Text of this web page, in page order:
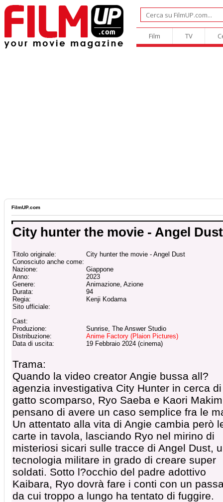
Film TV
FilmUP.com
City hunter the movie - Angel Dust
Titolo originale:
City hunter the movie - Angel Dust
Conosciuto anche come:
Nazione:
Giappone
Anno:
2023
Genere:
Animazione, Azione
Durata:
94
Regia:
Kenji Kodama
Sito ufficiale:
Cast:
Produzione:
Sunrise, The Answer Studio
Distribuzione:
Anime Factory (Plaion Pictures)
Data di uscita:
19 Febbraio 2024 (cinema)
Trama:
Quando la video creator Angie bussa all?
agenzia investigativa City Hunter in cerca
gatto scomparso, Ryo Saeba e Kaori
pensano di avere un caso semplice fra le
Un attentato alla vita di Angie cambia però
carte in tavola, lasciando Ryo nel mirino di
misteriosi sicari sulle tracce di Angel Dust,
tecnologia militare in grado di creare super
soldati. Sotto l?occhio del padre adottivo
Kaibara, Ryo dovrà fare i conti con un
da cui troppo a lungo ha tentato di fuggire.